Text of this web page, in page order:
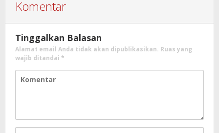
Komentar
Tinggalkan Balasan
Alamat email Anda tidak akan dipublikasikan. Ruas yang
wajib ditandai *